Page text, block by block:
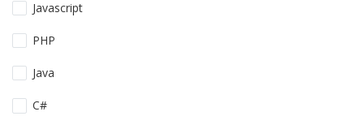
Javascript
PHP
Java
C#